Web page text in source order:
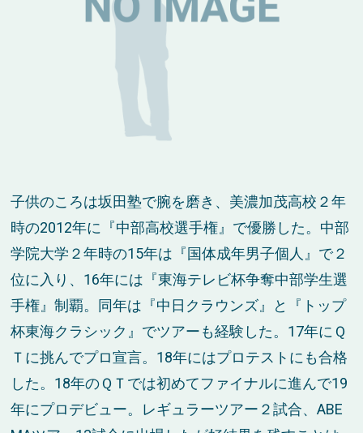
子供のころは坂田塾で腕を磨き、美濃加茂高校２年
時の2012年に『中部高校選手権』で優勝した。中部
学院大学２年時の15年は『国体成年男子個人』で２
位に入り、16年には『東海テレビ杯争奪中部学生選
手権』制覇。同年は『中日クラウンズ』と『トップ
杯東海クラシック』でツアーも経験した。17年にＱ
Ｔに挑んでプロ宣言。18年にはプロテストにも合格
した。18年のＱＴでは初めてファイナルに進んで19
年にプロデビュー。レギュラーツアー２試合、ABE